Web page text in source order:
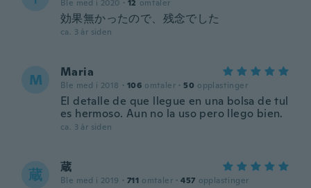
Ble med i 2020 · 12 omtaler
効果無かったので、残念でした
ca. 3 år siden
M Maria
Ble med i 2018 · 106 omtaler · 50 opplastinger
El detalle de que llegue en una bolsa de tul
es hermoso. Aun no la uso pero llego bien.
ca. 3 år siden
蔵 蔵
Ble med i 2019 · 711 omtaler · 457 opplastinger